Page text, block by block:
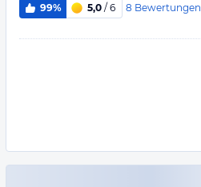
99% 5,0 / 6 8 Bewertungen